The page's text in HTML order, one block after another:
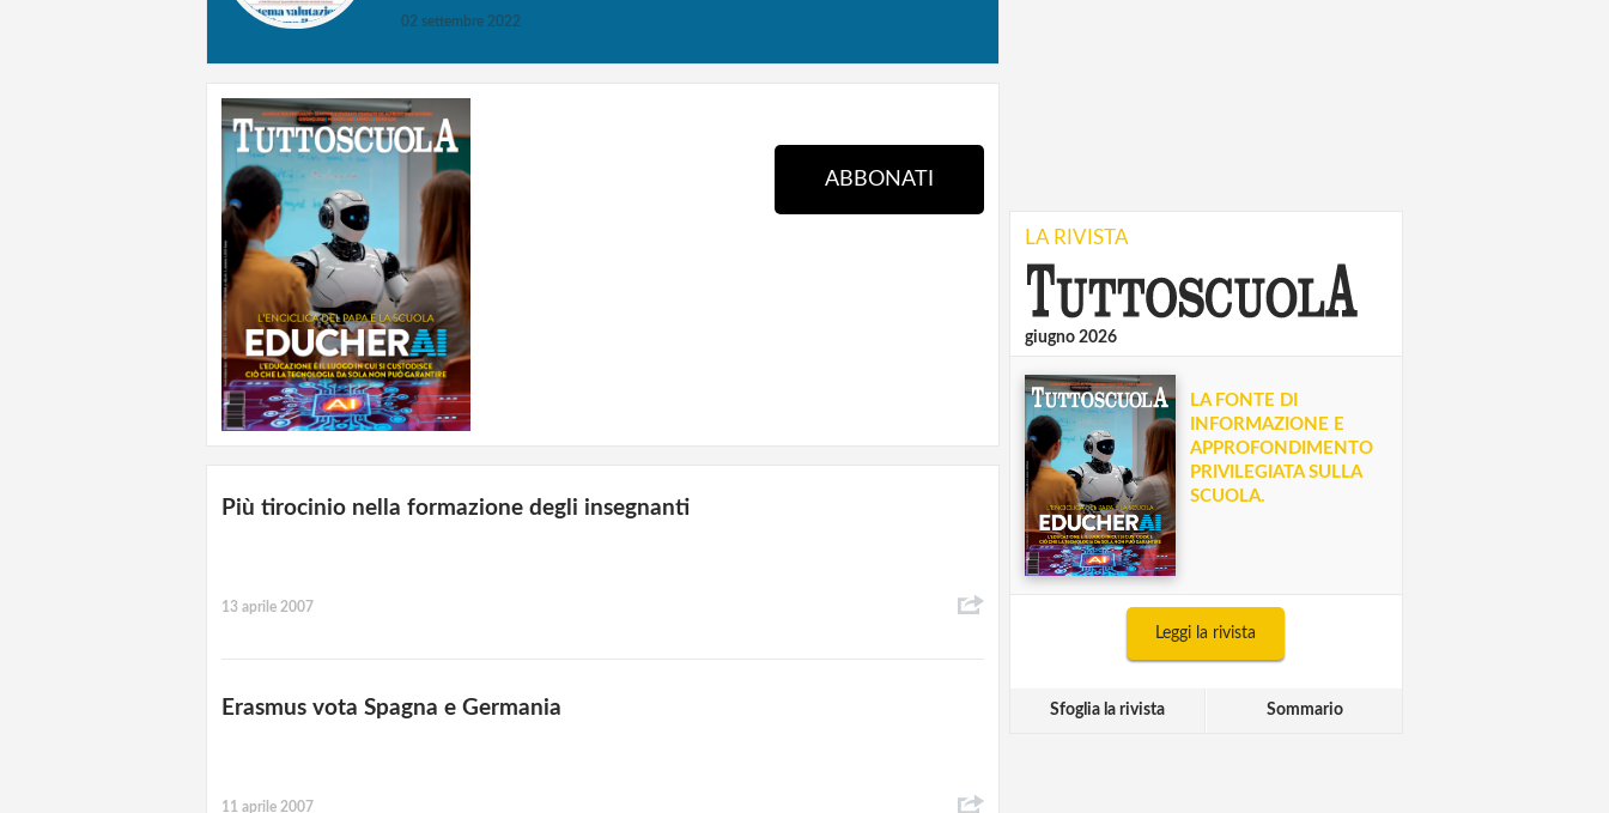
02 settembre 2022
ABBONATI
Più tirocinio nella formazione degli insegnanti
13 aprile 2007
Erasmus vota Spagna e Germania
11 aprile 2007
LA RIVISTA
giugno 2026
LA FONTE DI
INFORMAZIONE E
APPROFONDIMENTO
PRIVILEGIATA SULLA
SCUOLA.
Leggi la rivista
Sfoglia la rivista Sommario